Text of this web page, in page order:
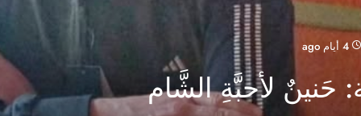
4 أيام ago
حَنينٌ لأحبَّةِ الشَّام